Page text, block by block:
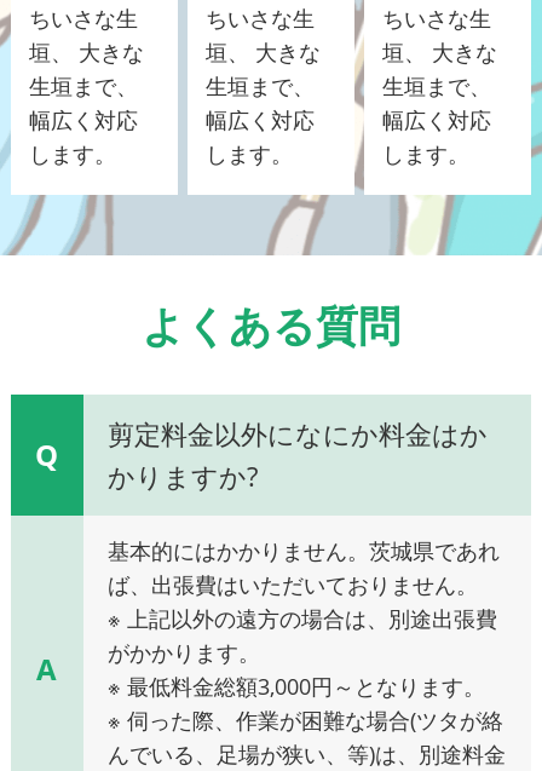
ちいさな生
垣、 大きな
生垣まで、
幅広く対応
します。
ちいさな生
垣、 大きな
生垣まで、
幅広く対応
します。
ちいさな生
垣、 大きな
生垣まで、
幅広く対応
します。
よくある質問
Q
剪定料金以外になにか料金はか
かりますか?
A
基本的にはかかりません。茨城県であれ
ば、出張費はいただいておりません。
※ 上記以外の遠方の場合は、別途出張費
がかかります。
※ 最低料金総額3,000円～となります。
※ 伺った際、作業が困難な場合(ツタが絡
んでいる、足場が狭い、等)は、別途料金